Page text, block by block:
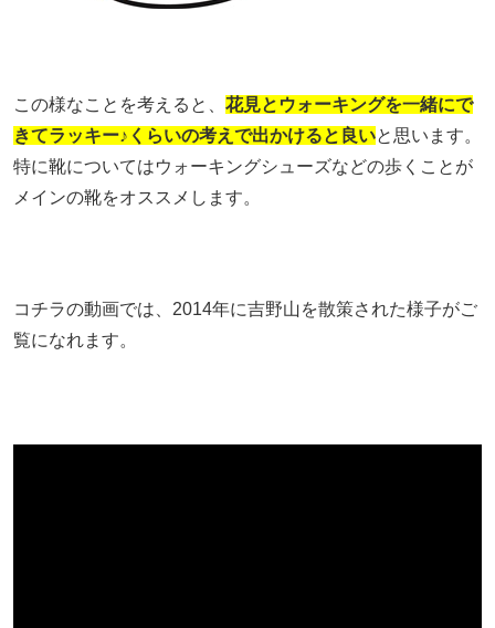
この様なことを考えると、 花見とウォーキングを一緒にで
きてラッキー♪くらいの考えで出かけると良いと思います。
特に靴についてはウォーキングシューズなどの歩くことが
メインの靴をオススメします。
コチラの動画では、2014年に吉野山を散策された様子がご
覧になれます。